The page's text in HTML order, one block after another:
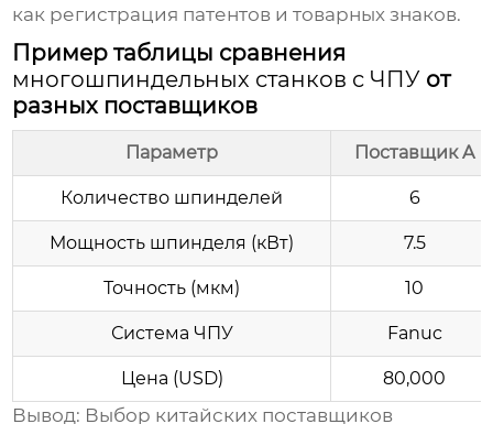
как регистрация патентов и товарных знаков.
Пример таблицы сравнения
многошпиндельных станков с ЧПУ от
разных поставщиков
Параметр Поставщик A
Количество шпинделей 6
Мощность шпинделя (кВт) 7.5
Точность (мкм) 10
Система ЧПУ Fanuc
Цена (USD) 80,000
Вывод: Выбор китайских поставщиков